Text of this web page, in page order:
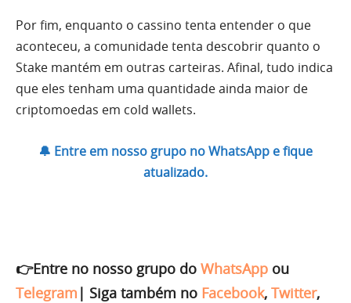
Por fim, enquanto o cassino tenta entender o que
aconteceu, a comunidade tenta descobrir quanto o
Stake mantém em outras carteiras. Afinal, tudo indica
que eles tenham uma quantidade ainda maior de
criptomoedas em cold wallets.
🔔 Entre em nosso grupo no WhatsApp e fique
atualizado.
👉Entre no nosso grupo do WhatsApp ou
Telegram | Siga também no Facebook, Twitter,